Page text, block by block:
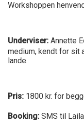
Workshoppen
Underviser: Annette
medium, kendt for sit
lande.
Pris: 1800 kr. for
Booking: SMS til